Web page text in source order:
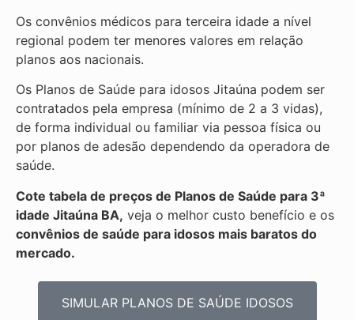
Os convênios médicos para terceira idade a nível
regional podem ter menores valores em relação
planos aos nacionais.
Os Planos de Saúde para idosos Jitaúna podem ser
contratados pela empresa (mínimo de 2 a 3 vidas),
de forma individual ou familiar via pessoa física ou
por planos de adesão dependendo da operadora de
saúde.
Cote tabela de preços de Planos de Saúde para 3ª
idade Jitaúna BA, veja o melhor custo benefício e os
convênios de saúde para idosos mais baratos do
mercado.
SIMULAR PLANOS DE SAÚDE IDOSOS